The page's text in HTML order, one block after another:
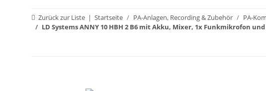
Zurück zur Liste Startseite PA-Anlagen, Recording & Zubehör
PA-
LD Systems ANNY 10 HBH 2 B6 mit Akku, Mixer, 1x Funkmikrofon